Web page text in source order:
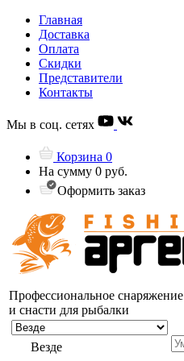
Главная
Доставка
Оплата
Скидки
Представители
Контакты
Мы в соц. сетях
Корзина 0
На сумму 0 руб.
Оформить заказ
Профессиональное снаряжение
и снасти для рыбалки
Везде